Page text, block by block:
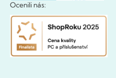
Ocenili nás: